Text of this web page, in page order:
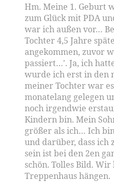
Hm. Meine 1. Geburt
zum Glück mit PDA
war ich außen vor…
Tochter 4,5 Jahre
angekommen, zuvor
passiert…'. Ja, ich
wurde ich erst in den
meiner Tochter war
monatelang gelegen
noch irgendwie
Kindern bin. Mein
größer als ich… Ich
und darüber, dass
sein ist bei den 2en
schön. Tolles Bild.
Treppenhaus hängen.